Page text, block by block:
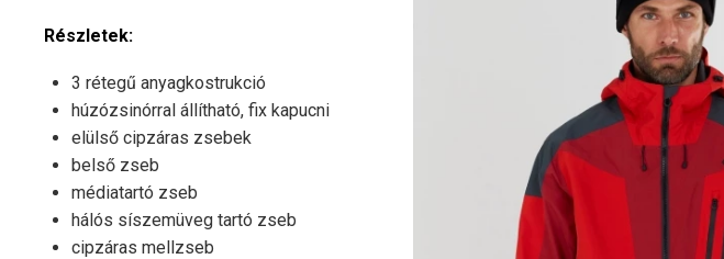
Részletek:
3 rétegű anyagkostrukció
húzózsinórral állítható, fix kapucni
elülső cipzáras zsebek
belső zseb
médiatartó zseb
hálós síszemüveg tartó zseb
cipzáras mellzseb